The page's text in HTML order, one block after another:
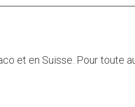
et en Suisse. Pour toute